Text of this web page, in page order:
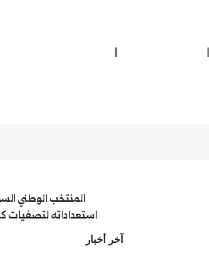
المنتخب الوطني
استعداداته لتصفيات كأس
آخر أخبار